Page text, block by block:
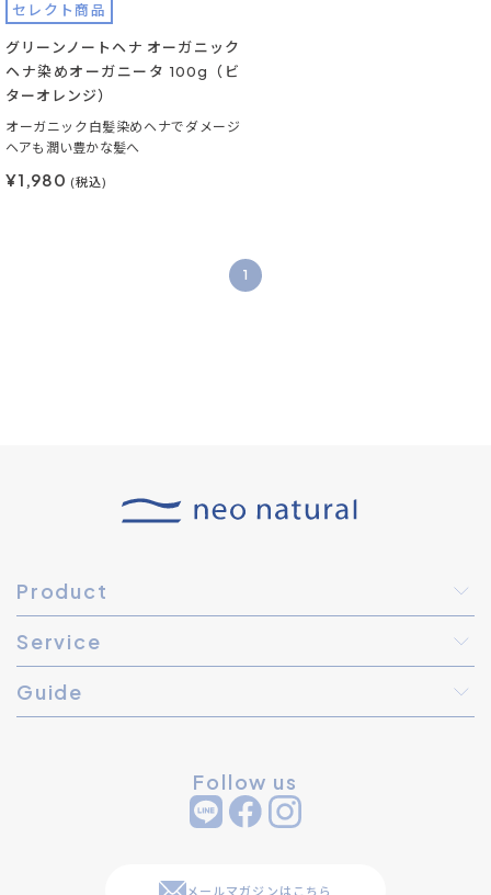
セレクト商品
グリーンノートヘナ オーガニック
ヘナ染めオーガニータ 100g（ビ
ターオレンジ）
オーガニック白髪染めヘナでダメージ
ヘアも潤い豊かな髪へ
¥1,980 (税込)
1
Product
Service
Guide
Follow us
メールマガジンはこちら